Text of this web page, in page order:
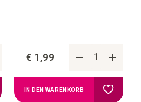
€ 1,99
IN DEN WARENKORB Zur